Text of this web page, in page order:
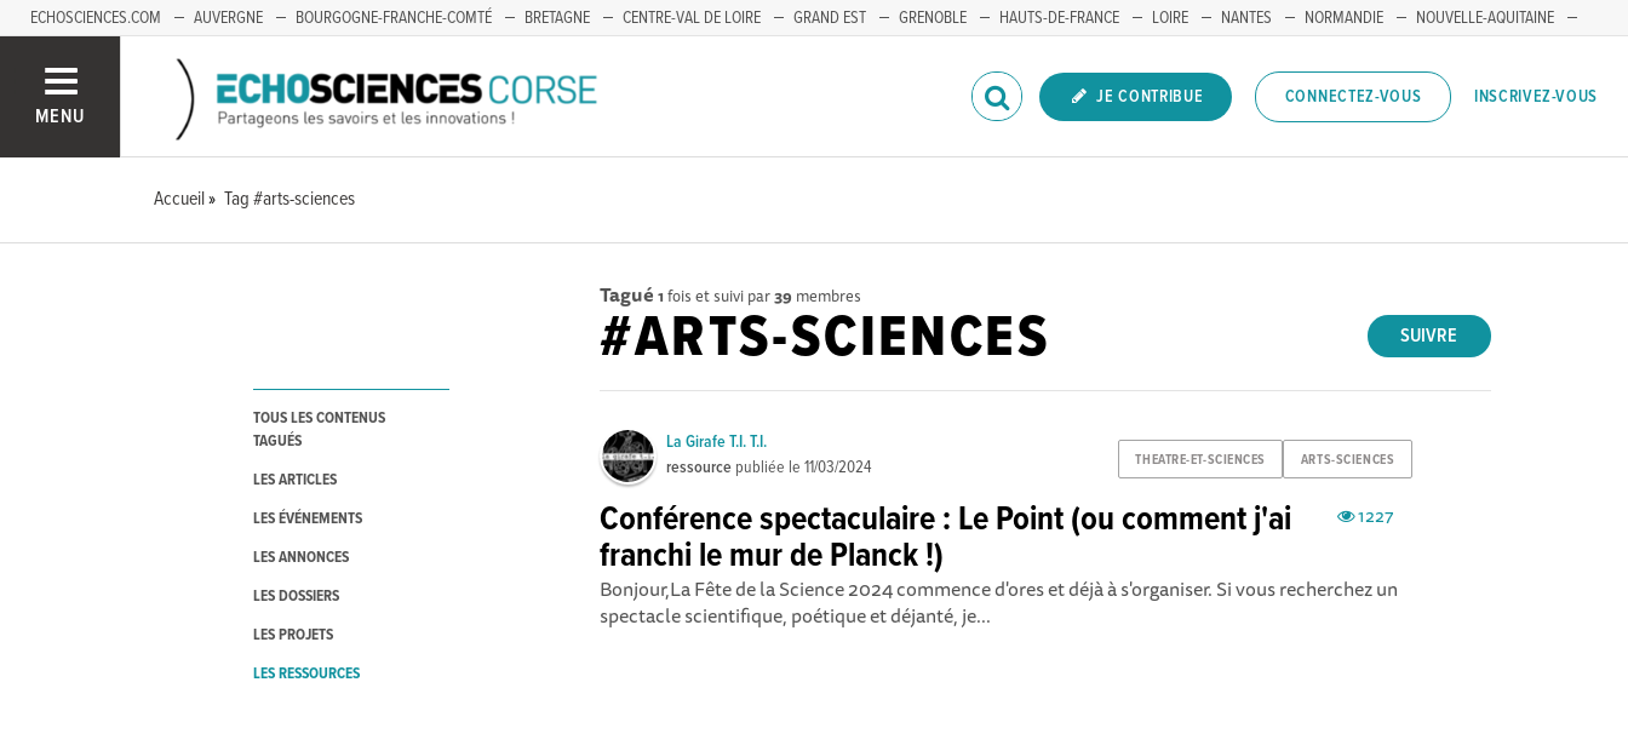
ECHOSCIENCES.COM AUVERGNE BOURGOGNE-FRANCHE-COMTÉ BRETAGNE CENTRE-VAL DE LOIRE GRAND EST GRENOBLE HAUTS-DE-FRANCE LOIRE NANTES NORMANDIE
NOUVELLE-AQUITAINE
MENU
JE CONTRIBUE CONNECTEZ-VOUS INSCRIVEZ-VOUS
Accueil Tag #arts-sciences
TOUS LES CONTENUS
TAGUÉS
LES ARTICLES
LES ÉVÉNEMENTS
LES ANNONCES
LES DOSSIERS
LES PROJETS
LES RESSOURCES
Tagué 1 fois et suivi par39 membres
SUIVRE
#ARTS-SCIENCES
THEATRE-ET-SCIENCES ARTS-SCIENCES
La Girafe T.I. T.I.
ressource publiée le11/03/2024
1227
Conférence spectaculaire : Le Point (ou comment j'ai
franchi le mur de Planck !)
Bonjour, La Fête de la Science 2024 commence d'ores et déjà à s'organiser. Si vous recherchez un
spectacle scientifique, poétique et déjanté, je...